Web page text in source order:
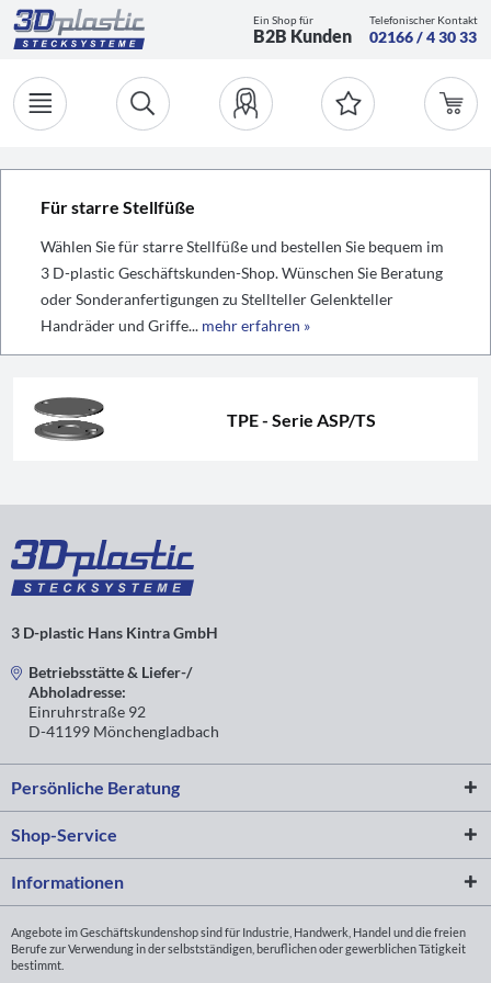
Ein Shop für
B2B Kunden
Telefonischer Kontakt
02166 / 4 30 33
Für starre Stellfüße
Wählen Sie für starre Stellfüße und bestellen Sie bequem im
3 D-plastic Geschäftskunden-Shop. Wünschen Sie Beratung
oder Sonderanfertigungen zu Stellteller Gelenkteller
Handräder und Griffe... mehr erfahren »
TPE - Serie ASP/TS
3 D-plastic Hans Kintra GmbH
Betriebsstätte & Liefer-/
Abholadresse:
Einruhrstraße 92
D-41199 Mönchengladbach
Persönliche Beratung
Shop-Service
Informationen
Angebote im Geschäftskundenshop sind für Industrie, Handwerk, Handel und die freien
Berufe zur Verwendung in der selbstständigen, beruflichen oder gewerblichen Tätigkeit
bestimmt.